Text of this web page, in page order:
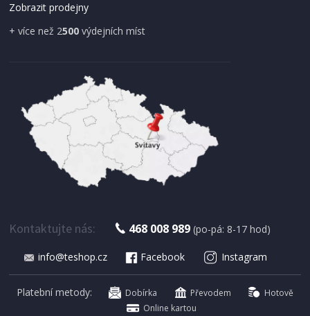
179 Kč
SUŠIČKA OVOCE S ČASOVAČEM
Concept SO 1060 In Time
Zobrazit prodejny
+ více než 2500 výdejních míst
Kontaktujte nás: 468 008 989 (po-pá: 8-17 hod)
info@teshop.cz Facebook Instagram
Platební metody: Dobírka Převodem
Hotově
Online kartou